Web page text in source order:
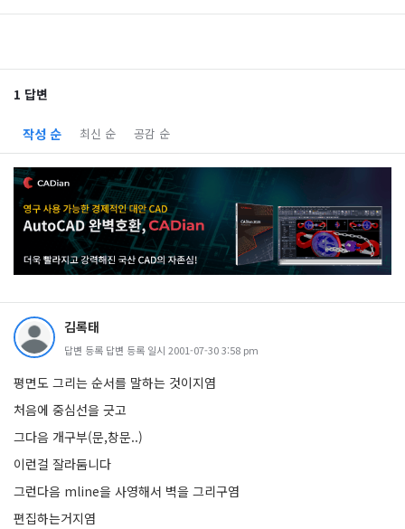
1 답변
작성 순 최신 순 공감 순
김록태
답변 등록 답변 등록 일시 2001-07-30 3:58 pm
평면도 그리는 순서를 말하는 것이지염
처음에 중심선을 긋고
그다음 개구부(문,창문..)
이런걸 잘라둠니다
그런다음 mline을 사영해서 벽을 그리구염
편집하는거지염